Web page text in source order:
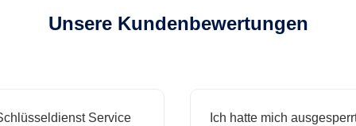
Unsere Kundenbewertungen
Service
Ich hatte mich ausgesperrt